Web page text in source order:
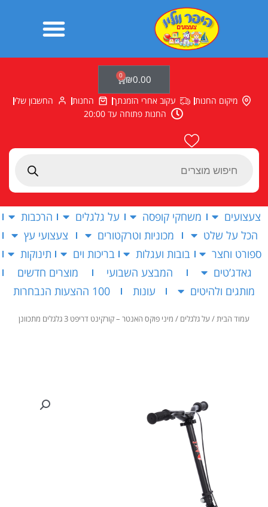
Products
₪0.00
0
עגלת
קניות
מיקום החנות עקוב אחרי הזמנתך החנות
החשבון שלי
החנות פתוחה עד 20:00
צעצועים משחקי קופסה על גלגלים
הרכבות
הכל על שלט
מכוניות וטרקטורים
צעצועי עץ
ספורט וחצר
בובות ועגלות בריכות וים
תינוקות
גאדג’טים
המבצע השבועי
מוצרים חדשים
מותגים ולהיטים
עונות 100 ההצעות הנבחרות
עמוד הבית/על גלגלים / מיני פוקס האנטר – קורקינט דריפט 3 גלגלים מתכוונן